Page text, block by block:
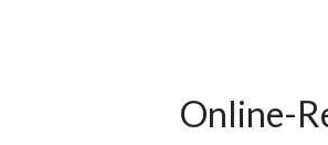
Online-